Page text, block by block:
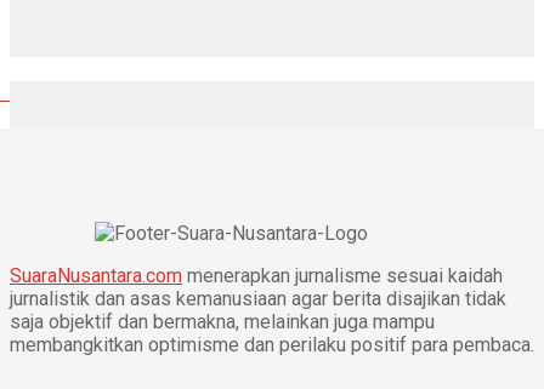
SuaraNusantara.com menerapkan jurnalisme sesuai kaidah
jurnalistik dan asas kemanusiaan agar berita disajikan tidak
saja objektif dan bermakna, melainkan juga mampu
membangkitkan optimisme dan perilaku positif para pembaca.